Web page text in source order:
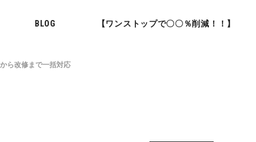
BLOG 【ワンストップで〇〇％削減！！】
ら改修まで一括対応